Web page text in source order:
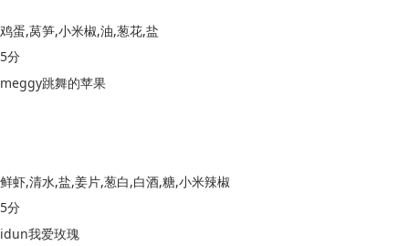
鸡蛋,莴笋,小米椒,油,葱花,盐
5分
meggy跳舞的苹果
鲜虾,清水,盐,姜片,葱白,白酒,糖,小米辣椒
5分
idun我爱玫瑰